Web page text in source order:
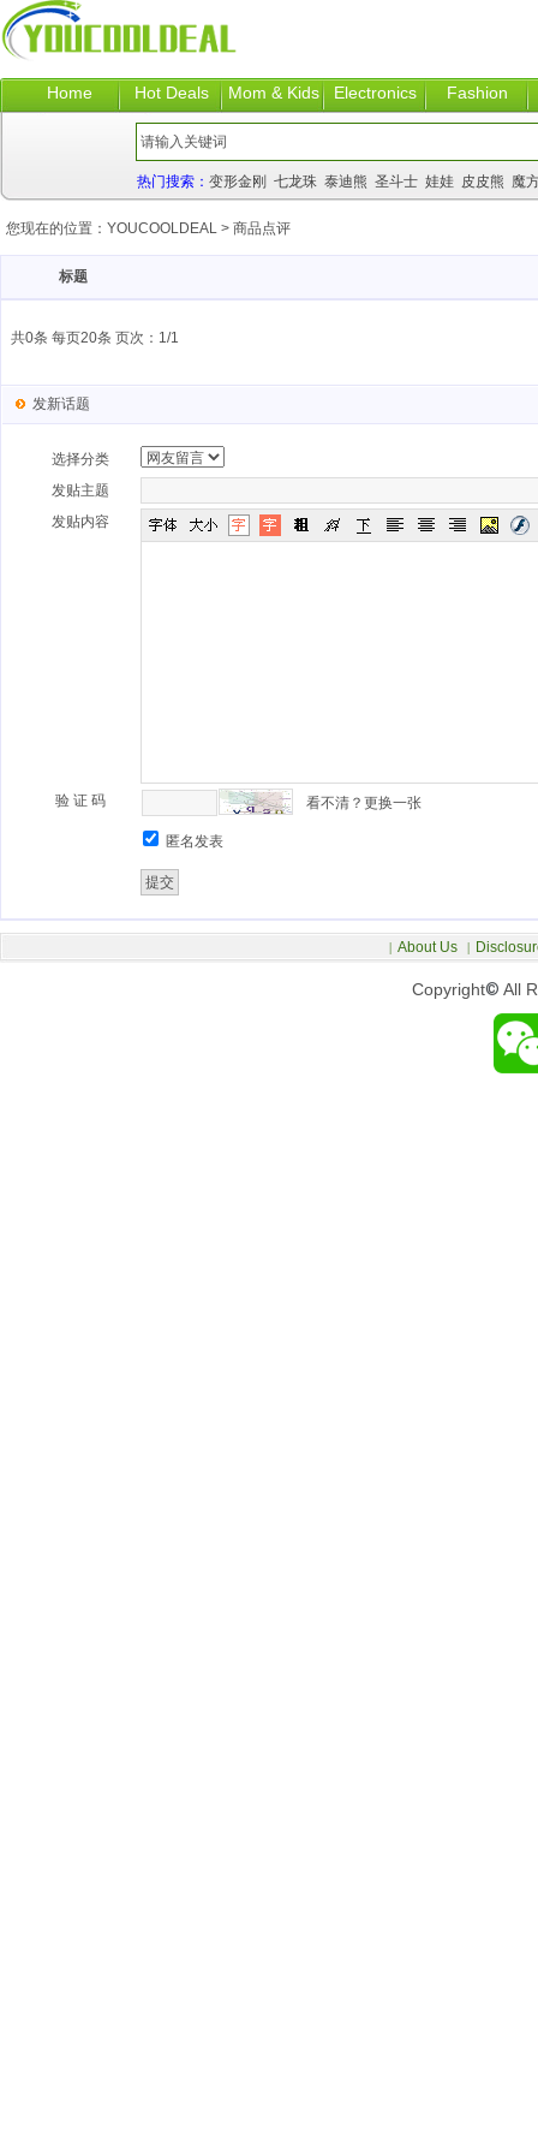
Home Hot Deals Mom & Kids Electronics Fashion
热门搜索： 变形金刚 七龙珠 泰迪熊 圣斗士 娃娃 皮皮熊 魔
您现在的位置： YOUCOOLDEAL > 商品点评
标题
共0条 每页20条 页次：1/1
发新话题
选择分类
发贴主题
发贴内容
验 证 码 看不清？更换一张
匿名发表
Copyright© All
| About Us |